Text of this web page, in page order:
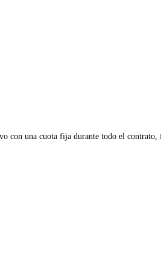
con una cuota fija durante todo el